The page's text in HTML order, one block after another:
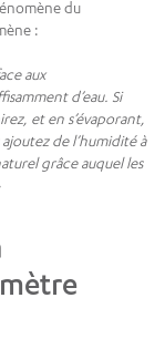
du
:
aux
d’eau. Si
et en s’évaporant,
de l’humidité à
grâce auquel les